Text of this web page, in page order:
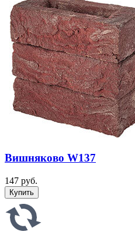
Вишняково W137
147 руб.